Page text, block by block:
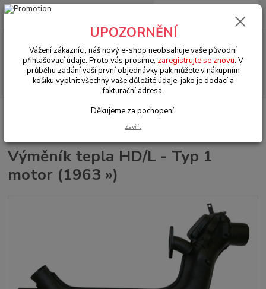
Menu
Hledat
+420 602 330 329
0 Kč
VW Brouk Typ 1 (1938 » 03)
Motory & díly (Engines & parts)
Výměník tepla HD/L - Typ 1
motor (1963 »)
UPOZORNĚNÍ
Vážení zákazníci, náš nový e-shop neobsahuje vaše původní
přihlašovací údaje. Proto vás prosíme, zaregistrujte se znovu. V
průběhu zadání vaší první objednávky pak můžete v nákupním
košíku vyplnit všechny vaše důležité údaje, jako je dodací a
fakturační adresa.
Děkujeme za pochopení.
Zavřít